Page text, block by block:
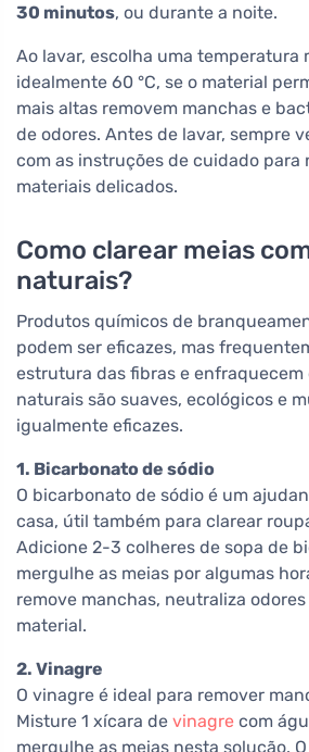
30 minutos, ou durante a noite.
Ao lavar, escolha uma temperatura
idealmente 60 °C, se o material
mais altas removem manchas e
de odores. Antes de lavar, sempre
com as instruções de cuidado para
materiais delicados.
Como clarear meias
naturais?
Produtos químicos de
podem ser eficazes, mas
estrutura das fibras e enfraquecem
naturais são suaves, ecológicos e
igualmente eficazes.
1. Bicarbonato de sódio
O bicarbonato de sódio é um
casa, útil também para clarear
Adicione 2-3 colheres de sopa de
mergulhe as meias por algumas
remove manchas, neutraliza
material.
2. Vinagre
O vinagre é ideal para remover
Misture 1 xícara de vinagre com
mergulhe as meias nesta solução.